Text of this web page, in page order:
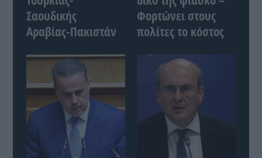
Σαουδικής
Αραβίας-Πακιστάν
Φορτώνει στους
πολίτες το κόστος